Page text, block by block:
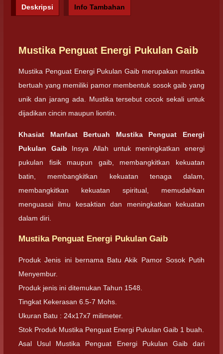
Deskripsi Info Tambahan
Mustika Penguat Energi Pukulan Gaib
Mustika Penguat Energi Pukulan Gaib merupakan mustika
bertuah yang memiliki pamor membentuk sosok gaib yang
unik dan jarang ada. Mustika tersebut cocok sekali untuk
dijadikan cincin maupun liontin.
Khasiat Manfaat Bertuah Mustika Penguat Energi
Pukulan Gaib Insya Allah untuk meningkatkan energi
pukulan fisik maupun gaib, membangkitkan kekuatan
batin, membangkitkan kekuatan tenaga dalam,
membangkitkan kekuatan spiritual, memudahkan
menguasai ilmu kesaktian dan meningkatkan kekuatan
dalam diri.
Mustika Penguat Energi Pukulan Gaib
Produk Jenis ini bernama Batu Akik Pamor Sosok Putih
Menyembur.
Produk jenis ini ditemukan Tahun 1548.
Tingkat Kekerasan 6.5-7 Mohs.
Ukuran Batu : 24x17x7 milimeter.
Stok Produk Mustika Penguat Energi Pukulan Gaib 1 buah.
Asal Usul Mustika Penguat Energi Pukulan Gaib dari